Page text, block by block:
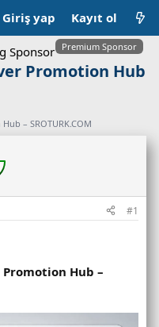
Giriş yap Kayıt ol
Premium Sponsor
Promotion Hub
– SROTURK.COM
#1
Promotion Hub –